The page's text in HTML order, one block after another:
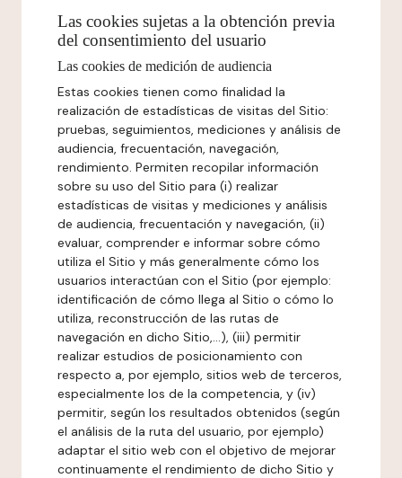
Las cookies sujetas a la obtención previa
del consentimiento del usuario
Las cookies de medición de audiencia
Estas cookies tienen como finalidad la
realización de estadísticas de visitas del Sitio:
pruebas, seguimientos, mediciones y análisis de
audiencia, frecuentación, navegación,
rendimiento. Permiten recopilar información
sobre su uso del Sitio para (i) realizar
estadísticas de visitas y mediciones y análisis
de audiencia, frecuentación y navegación, (ii)
evaluar, comprender e informar sobre cómo
utiliza el Sitio y más generalmente cómo los
usuarios interactúan con el Sitio (por ejemplo:
identificación de cómo llega al Sitio o cómo lo
utiliza, reconstrucción de las rutas de
navegación en dicho Sitio,...), (iii) permitir
realizar estudios de posicionamiento con
respecto a, por ejemplo, sitios web de terceros,
especialmente los de la competencia, y (iv)
permitir, según los resultados obtenidos (según
el análisis de la ruta del usuario, por ejemplo)
adaptar el sitio web con el objetivo de mejorar
continuamente el rendimiento de dicho Sitio y